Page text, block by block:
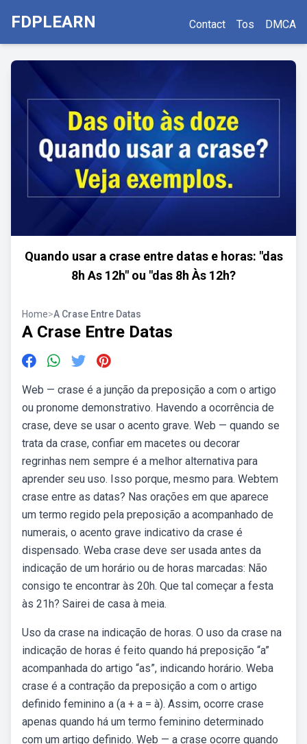
FDPLEARN Contact Tos DMCA
Quando usar a crase entre datas e horas: "das
8h As 12h" ou "das 8h Às 12h?
Home>A Crase Entre Datas
A Crase Entre Datas
Web — crase é a junção da preposição a com o artigo
ou pronome demonstrativo. Havendo a ocorrência de
crase, deve se usar o acento grave. Web — quando se
trata da crase, confiar em macetes ou decorar
regrinhas nem sempre é a melhor alternativa para
aprender seu uso. Isso porque, mesmo para. Webtem
crase entre as datas? Nas orações em que aparece
um termo regido pela preposição a acompanhado de
numerais, o acento grave indicativo da crase é
dispensado. Weba crase deve ser usada antes da
indicação de um horário ou de horas marcadas: Não
consigo te encontrar às 20h. Que tal começar a festa
às 21h? Sairei de casa à meia.
Uso da crase na indicação de horas. O uso da crase na
indicação de horas é feito quando há preposição “a”
acompanhada do artigo “as”, indicando horário. Weba
crase é a contração da preposição a com o artigo
definido feminino a (a + a = à). Assim, ocorre crase
apenas quando há um termo feminino determinado
com um artigo definido. Web — a crase ocorre quando